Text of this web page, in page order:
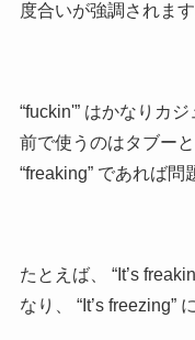
度合いが強調されます
“fuckin'” はかなりカ
前で使うのはタブー
“freaking” であれば問
たとえば、 “It’s
なり、 “It’s freezing”